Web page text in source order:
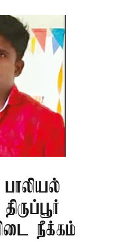
நீக்கம்